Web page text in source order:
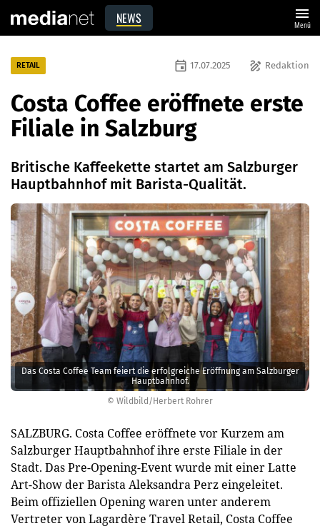
NEWS menu
Menü
© Wildbild/Herbert Rohrer
Das Costa Coffee Team feiert die erfolgreiche Eröffnung am Salzburger
Hauptbahnhof.
RETAIL draw Redaktion
event 17.07.2025
Costa Coffee eröffnete erste
Filiale in Salzburg
Britische Kaffeekette startet am Salzburger
Hauptbahnhof mit Barista-Qualität.
SALZBURG. Costa Coffee eröffnete vor Kurzem am
Salzburger Hauptbahnhof ihre erste Filiale in der
Stadt. Das Pre-Opening-Event wurde mit einer Latte
Art-Show der Barista Aleksandra Perz eingeleitet.
Beim offiziellen Opening waren unter anderem
Vertreter von Lagardère Travel Retail, Costa Coffee